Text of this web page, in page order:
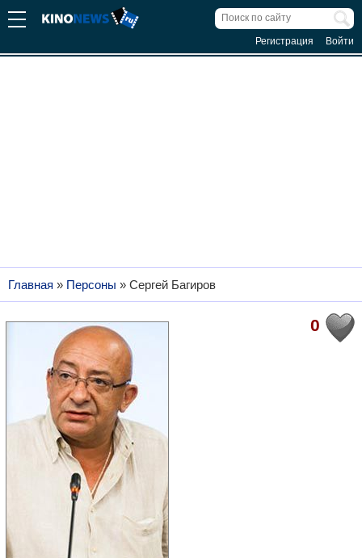
Регистрация Войти
Главная » Персоны » Сергей Багиров
0